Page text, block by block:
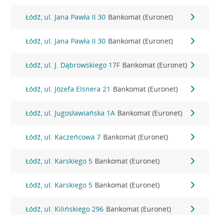
Łódź, ul. Jana Pawła II 30 Bankomat (Euronet)
Łódź, ul. Jana Pawła II 30 Bankomat (Euronet)
Łódź, ul. J. Dąbrowskiego 17F Bankomat (Euronet)
Łódź, ul. Józefa Elsnera 21 Bankomat (Euronet)
Łódź, ul. Jugosławiańska 1A Bankomat (Euronet)
Łódź, ul. Kaczeńcowa 7 Bankomat (Euronet)
Łódź, ul. Karskiego 5 Bankomat (Euronet)
Łódź, ul. Karskiego 5 Bankomat (Euronet)
Łódź, ul. Kilińskiego 296 Bankomat (Euronet)